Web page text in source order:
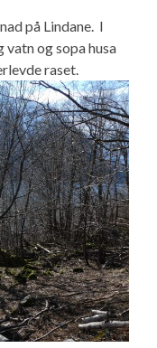
på Lindane. I
vatn og sopa husa
raset.